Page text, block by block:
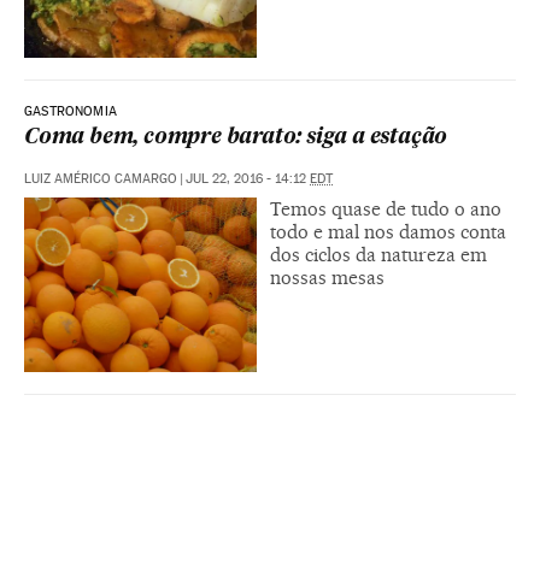
GASTRONOMIA
Coma bem, compre barato: siga a estação
LUIZ AMÉRICO CAMARGO | JUL 22, 2016 - 14:12 EDT
Temos quase de tudo o ano
todo e mal nos damos conta
dos ciclos da natureza em
nossas mesas